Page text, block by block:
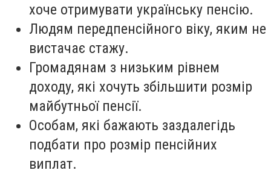
хоче отримувати українську пенсію.
Людям передпенсійного віку, яким не
вистачає стажу.
Громадянам з низьким рівнем
доходу, які хочуть збільшити розмір
майбутньої пенсії.
Особам, які бажають заздалегідь
подбати про розмір пенсійних
виплат.